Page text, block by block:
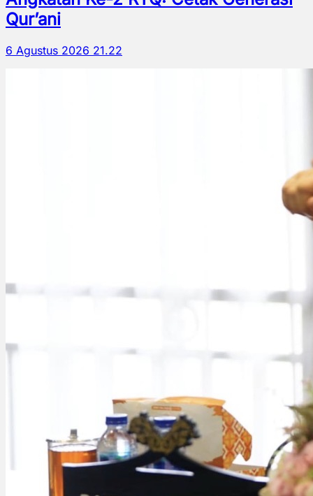
Qur’ani
6 Agustus 2026 21.22